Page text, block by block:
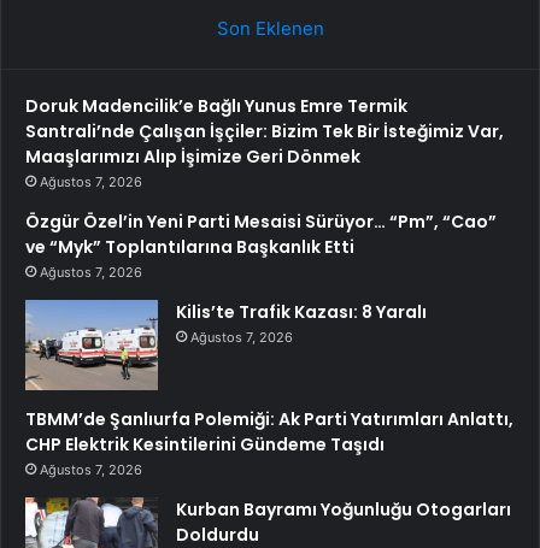
Son Eklenen
Doruk Madencilik’e Bağlı Yunus Emre Termik
Santrali’nde Çalışan İşçiler: Bizim Tek Bir İsteğimiz Var,
Maaşlarımızı Alıp İşimize Geri Dönmek
Ağustos 7, 2026
Özgür Özel’in Yeni Parti Mesaisi Sürüyor… “Pm”, “Cao”
ve “Myk” Toplantılarına Başkanlık Etti
Ağustos 7, 2026
Kilis’te Trafik Kazası: 8 Yaralı
Ağustos 7, 2026
TBMM’de Şanlıurfa Polemiği: Ak Parti Yatırımları Anlattı,
CHP Elektrik Kesintilerini Gündeme Taşıdı
Ağustos 7, 2026
Kurban Bayramı Yoğunluğu Otogarları
Doldurdu